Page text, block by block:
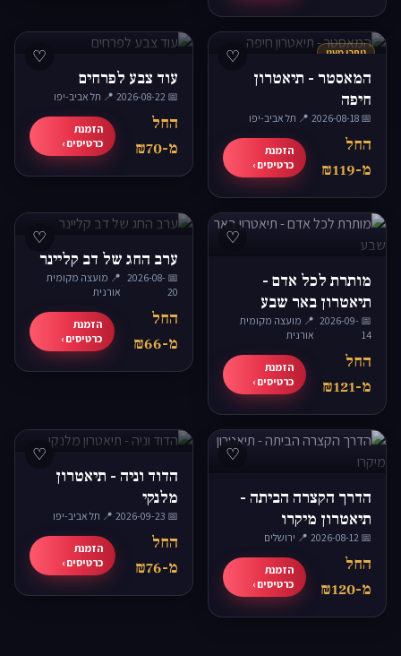
♡ נותרו מעט
המאסטר - תיאטרון
חיפה
📅 2026-08-18
·📍 תל אביב-יפו
החל
מ-₪119
הזמנת
כרטיסים ›
♡
עוד צבע לפרחים
📅 2026-08-22
·📍 תל אביב-יפו
החל
מ-₪70
הזמנת
כרטיסים ›
♡
מותרת לכל אדם -
תיאטרון באר שבע
📅 2026-09-
14
·
📍 מועצה מקומית
אורנית
החל
מ-₪121
הזמנת
כרטיסים ›
♡
ערב החג של דב קליינר
📅 2026-08-
20
·
📍 מועצה מקומית
אורנית
החל
מ-₪66
הזמנת
כרטיסים ›
♡
הדרך הקצרה הביתה -
תיאטרון מיקרו
📅 2026-08-12
·📍 ירושלים
החל
מ-₪120
הזמנת
כרטיסים ›
♡
הדוד וניה - תיאטרון
מלנקי
📅 2026-09-23
·📍 תל אביב-יפו
החל
מ-₪76
הזמנת
כרטיסים ›